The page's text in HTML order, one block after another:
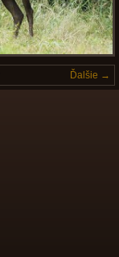
Ďalšie →